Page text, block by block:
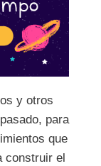
y otros
para
que
construir el